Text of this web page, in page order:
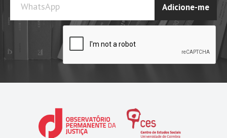
WhatsApp Adicione-me